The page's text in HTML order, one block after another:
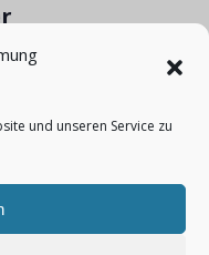
und unseren Service zu